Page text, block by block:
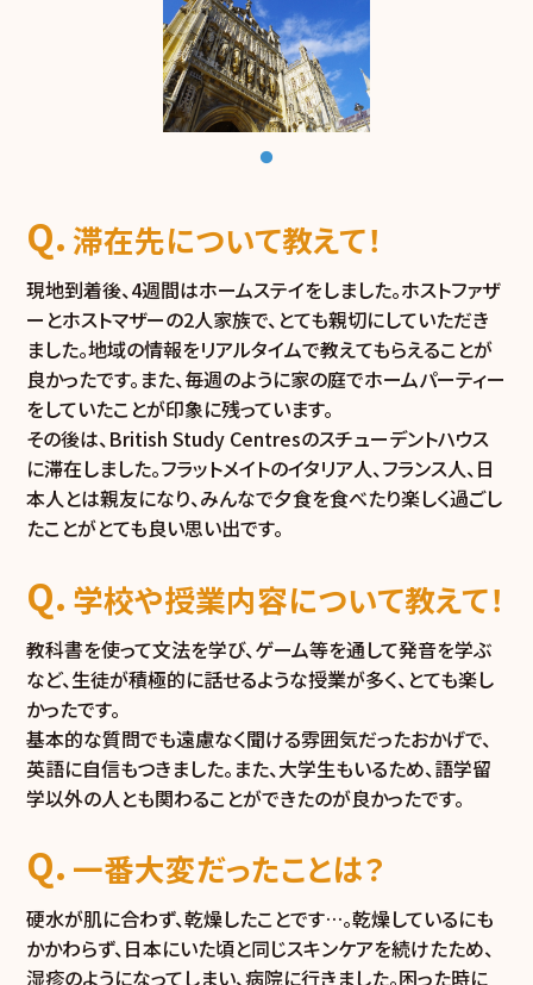
滞在先について教えて！
現地到着後、4週間はホームステイをしました。ホストファザ
ーとホストマザーの2人家族で、とても親切にしていただき
ました。地域の情報をリアルタイムで教えてもらえることが
良かったです。また、毎週のように家の庭でホームパーティー
をしていたことが印象に残っています。
その後は、British Study Centresのスチューデントハウス
に滞在しました。フラットメイトのイタリア人、フランス人、日
本人とは親友になり、みんなで夕食を食べたり楽しく過ごし
たことがとても良い思い出です。
学校や授業内容について教えて！
教科書を使って文法を学び、ゲーム等を通して発音を学ぶ
など、生徒が積極的に話せるような授業が多く、とても楽し
かったです。
基本的な質問でも遠慮なく聞ける雰囲気だったおかげで、
英語に自信もつきました。また、大学生もいるため、語学留
学以外の人とも関わることができたのが良かったです。
一番大変だったことは？
硬水が肌に合わず、乾燥したことです…。乾燥しているにも
かかわらず、日本にいた頃と同じスキンケアを続けたため、
湿疹のようになってしまい、病院に行きました。困った時に